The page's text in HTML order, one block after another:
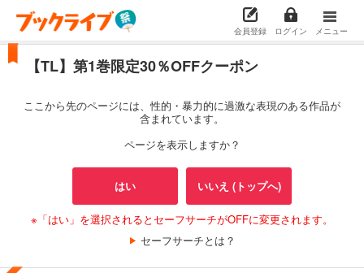
会員登録 ログイン メニュー
【TL】第1巻限定30％OFFクーポン
ここから先のページには、性的・暴力的に過激な表現のある作品が
含まれています。
ページを表示しますか？
はい いいえ (トップへ)
※「はい」を選択されるとセーフサーチがOFFに変更されます。
セーフサーチとは？